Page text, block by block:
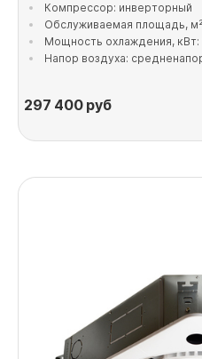
Компрессор: инверторный
Обслуживаемая площадь,
Мощность охлаждения, кВт:
Напор воздуха:
297 400руб